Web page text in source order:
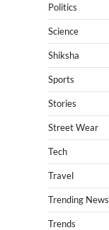
Politics
Science
Shiksha
Sports
Stories
Street Wear
Tech
Travel
Trending News
Trends